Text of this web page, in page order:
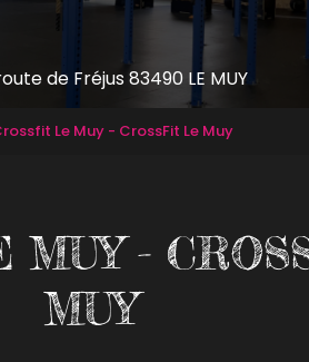
de Fréjus83490 LE MUY
Le Muy - CrossFit Le Muy
MUY -
MUY